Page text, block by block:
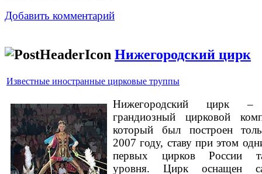
Добавить комментарий
Нижегородский цирк
Известные иностранные цирковые труппы
Нижегородский цирк
грандиозный цирковой
который был построен
2007 году, ставу при этом
первых цирков России
уровня. Цирк оснащен